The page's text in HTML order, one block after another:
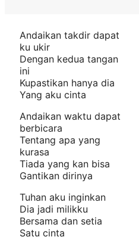
Andaikan takdir dapat
ku ukir
Dengan kedua tangan
ini
Kupastikan hanya dia
Yang aku cinta
Andaikan waktu dapat
berbicara
Tentang apa yang
kurasa
Tiada yang kan bisa
Gantikan dirinya
Tuhan aku inginkan
Dia jadi milikku
Bersama dan setia
Satu cinta